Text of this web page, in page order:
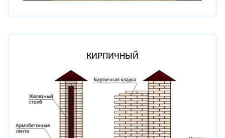
КИРПИЧНЫЙ